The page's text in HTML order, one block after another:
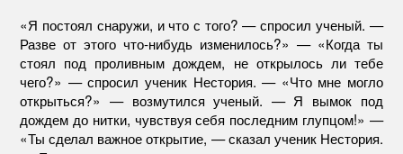
«Я постоял снаружи, и что с того? — спросил ученый. —
Разве от этого что-нибудь изменилось?» — «Когда ты
стоял под проливным дождем, не открылось ли тебе
чего?» — спросил ученик Нестория. — «Что мне могло
открыться?» — возмутился ученый. — Я вымок под
дождем до нитки, чувствуя себя последним глупцом!» —
«Ты сделал важное открытие, — сказал ученик Нестория.